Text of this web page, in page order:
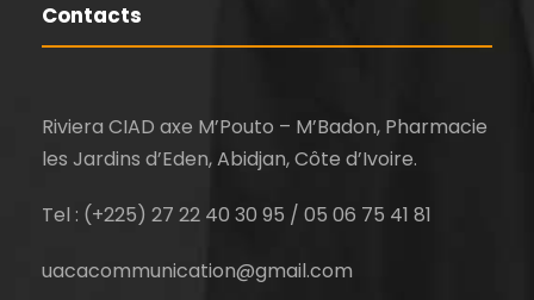
Contacts
Riviera CIAD axe M’Pouto – M’Badon, Pharmacie
les Jardins d’Eden, Abidjan, Côte d’Ivoire.
Tel : (+225) 27 22 40 30 95 / 05 06 75 41 81
uacacommunication@gmail.com